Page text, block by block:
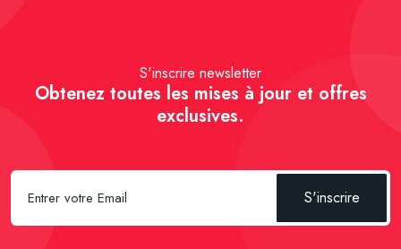
S'inscrire newsletter
Obtenez toutes les mises à jour et offres
exclusives.
S'inscrire